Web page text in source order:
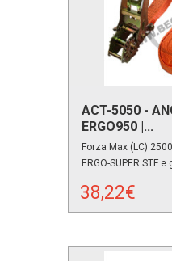
ACT-5050 -
ERGO950 |...
Forza Max (LC)
ERGO-SUPER STF
38,22€